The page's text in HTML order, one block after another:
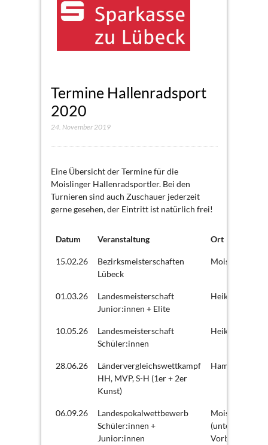
Termine Hallenradsport
2020
24. November 2019
Eine Übersicht der Termine für die
Moislinger Hallenradsportler. Bei den
Turnieren sind auch Zuschauer jederzeit
gerne gesehen, der Eintritt ist natürlich frei!
Datum Veranstaltung Ort
15.02.26
Bezirksmeisterschaften
Lübeck
Moisling
01.03.26
Landesmeisterschaft
Junior:innen + Elite
Heikendorf
10.05.26
Landesmeisterschaft
Schüler:innen
Heikendorf
28.06.26
Ländervergleichswettkampf
HH, MVP, S-H (1er + 2er
Kunst)
Hamburg
06.09.26
Landespokalwettbewerb
Schüler:innen +
Junior:innen
Moisling
(unter
Vorbehalt)